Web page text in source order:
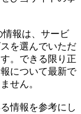
報は、サービ
を選んでいただ
。できる限り正
について最新で
せん。
情報を参考にし